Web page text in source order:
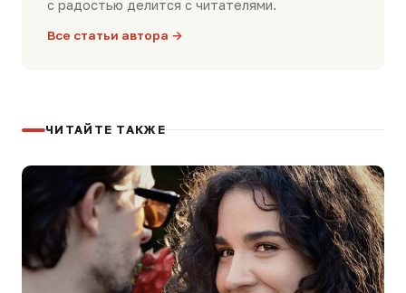
с радостью делится с читателями.
Все статьи автора →
ЧИТАЙТЕ ТАКЖЕ